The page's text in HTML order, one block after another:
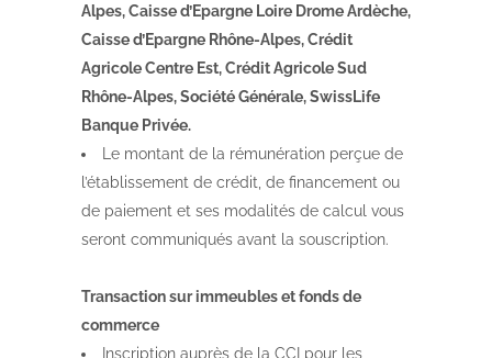
Alpes, Caisse d’Epargne Loire Drome Ardèche,
Caisse d’Epargne Rhône-Alpes, Crédit
Agricole Centre Est, Crédit Agricole Sud
Rhône-Alpes, Société Générale, SwissLife
Banque Privée.
Le montant de la rémunération perçue de
l’établissement de crédit, de financement ou
de paiement et ses modalités de calcul vous
seront communiqués avant la souscription.
Transaction sur immeubles et fonds de
commerce
Inscription auprès de la CCI pour les